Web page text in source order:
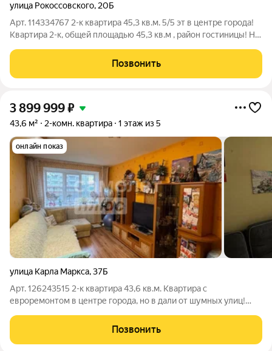
улица Рокоссовского, 20Б
Арт. 114334767 2-к квартира 45,3 кв.м. 5/5 эт в центре города!
Квартира 2-к, общей площадью 45,3 кв.м , район гостиницы! На
стенах .Горячая
Позвонить
3 899 999₽
43,6 м² 2-комн. квартира 1 этаж из 5
онлайн показ
улица Карла Маркса,37Б
Арт. 126243515 2-к квартира 43,6 кв.м. Квартира с
евроремонтом в центре города, но в дали от шумных улиц!
Позвонить